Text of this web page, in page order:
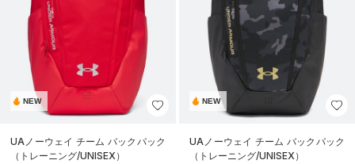
NEW
UAノーウェイ チーム バックパック
（トレーニング/UNISEX）
NEW
UAノーウェイ チーム バックパック
（トレーニング/UNISEX）